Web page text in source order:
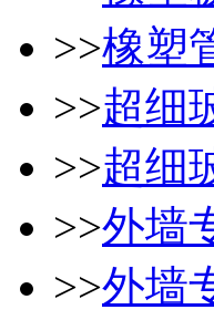
>>橡塑
>>超细
>>超细
>>外墙
>>外墙